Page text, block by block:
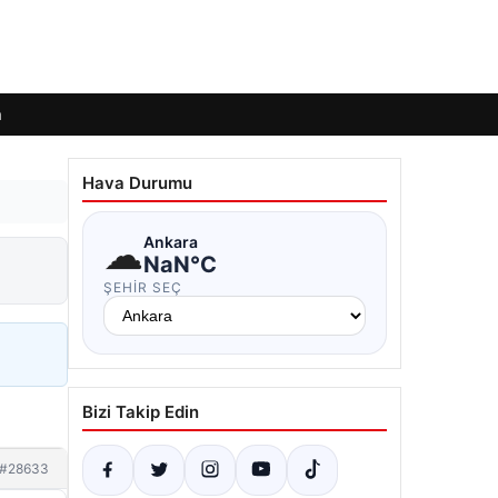
#28633
Hava Durumu
☁Ankara
NaN°C
ŞEHIR SEÇ
Bizi Takip Edin